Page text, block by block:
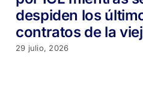
despiden los
contratos de la
29 julio, 2026